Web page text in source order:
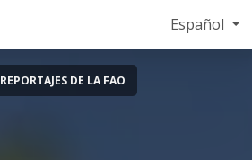
Español
REPORTAJES DE LA FAO